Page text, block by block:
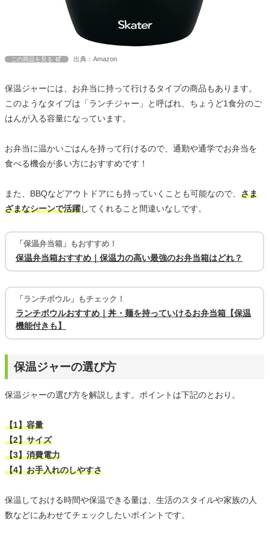
この商品を見る 出典：Amazon
保温ジャーには、お弁当に持って行けるタイプの商品もあります。
このようなタイプは「ランチジャー」と呼ばれ、ちょうど1食分のご
はんが入る容量になっています。
お弁当に温かいごはんを持って行けるので、通勤や通学でお弁当を
食べる機会が多い方におすすめです！
また、BBQなどアウトドアにも持っていくことも可能なので、 さま
ざまなシーンで活躍してくれること間違いなしです。
「保温弁当箱」もおすすめ！
保温弁当箱おすすめ｜保温力の高い最強のお弁当箱はどれ？
「ランチボウル」もチェック！
ランチボウルおすすめ｜丼・麺を持っていけるお弁当箱【保温
機能付きも】
保温ジャーの選び方
保温ジャーの選び方を解説します。ポイントは下記のとおり。
【1】容量
【2】サイズ
【3】消費電力
【4】お手入れのしやすさ
保温しておける時間や保温できる量は、生活のスタイルや家族の人
数などにあわせてチェックしたいポイントです。